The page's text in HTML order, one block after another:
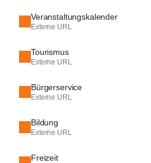
Veranstaltungskalender
Externe URL
Tourismus
Externe URL
Bürgerservice
Externe URL
Bildung
Externe URL
Freizeit